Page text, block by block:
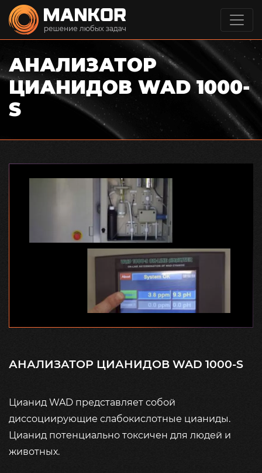
АНАЛИЗАТОР
ЦИАНИДОВ WAD 1000-
S
АНАЛИЗАТОР ЦИАНИДОВ WAD 1000-S
Цианид WAD представляет собой
диссоциирующие слабокислотные цианиды.
Цианид потенциально токсичен для людей и
животных.